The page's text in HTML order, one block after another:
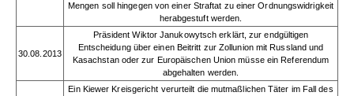
Mengen soll hingegen von einer Straftat zu einer Ordnungswidrigkeit
herabgestuft werden.
30.08.2013
Präsident Wiktor Janukowytsch erklärt, zur endgültigen
Entscheidung über einen Beitritt zur Zollunion mit Russland und
Kasachstan oder zur Europäischen Union müsse ein Referendum
abgehalten werden.
Ein Kiewer Kreisgericht verurteilt die mutmaßlichen Täter im Fall des